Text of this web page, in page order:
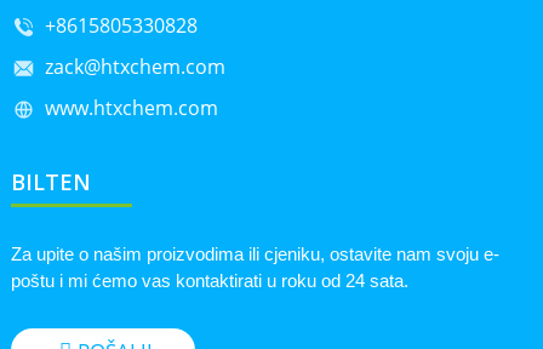
+8615805330828
zack@htxchem.com
www.htxchem.com
BILTEN
Za upite o našim proizvodima ili cjeniku, ostavite nam svoju e-
poštu i mi ćemo vas kontaktirati u roku od 24 sata.